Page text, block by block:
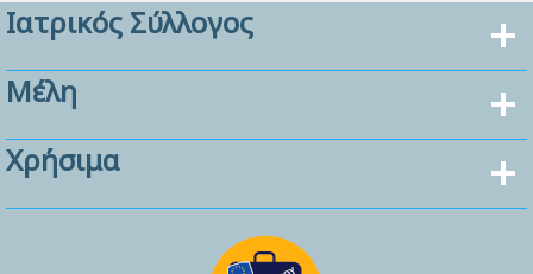
Ιατρικός Σύλλογος
Μέλη
Χρήσιμα